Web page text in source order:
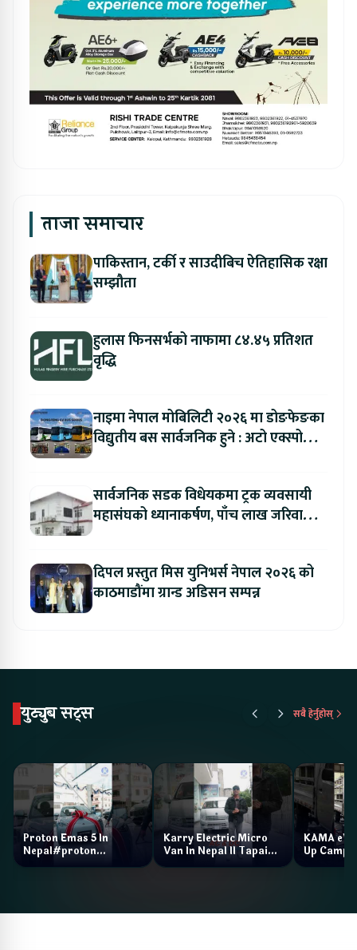
ताजा समाचार
पाकिस्तान, टर्की र साउदीबिच ऐतिहासिक रक्षा
सम्झौता
हुलास फिनसर्भको नाफामा ८४.४५ प्रतिशत
वृद्धि
नाइमा नेपाल मोबिलिटी २०२६ मा डोङफेङका
विद्युतीय बस सार्वजनिक हुने : अटो एक्स्पोमा
सार्वजनिक सडक विधेयकमा ट्रक व्यवसायी
महासंघको ध्यानाकर्षण, पाँच लाख जरिवाना
दिपल प्रस्तुत मिस युनिभर्स नेपाल २०२६ को
काठमाडौंमा ग्रान्ड अडिसन सम्पन्न
युट्युब सट्स सबै हेर्नुहोस्
Proton Emas 5 In
Nepal#proton
#protonemas5#protonnepal#evcarnepal
Karry Electric Micro
Van In Nepal II Tapaiko
Bazar II Jankari
KAMA eV
Up Camp